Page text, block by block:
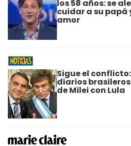
los 58 años: se
cuidar a su papá
amor
Sigue el
diarios
de Milei con Lula